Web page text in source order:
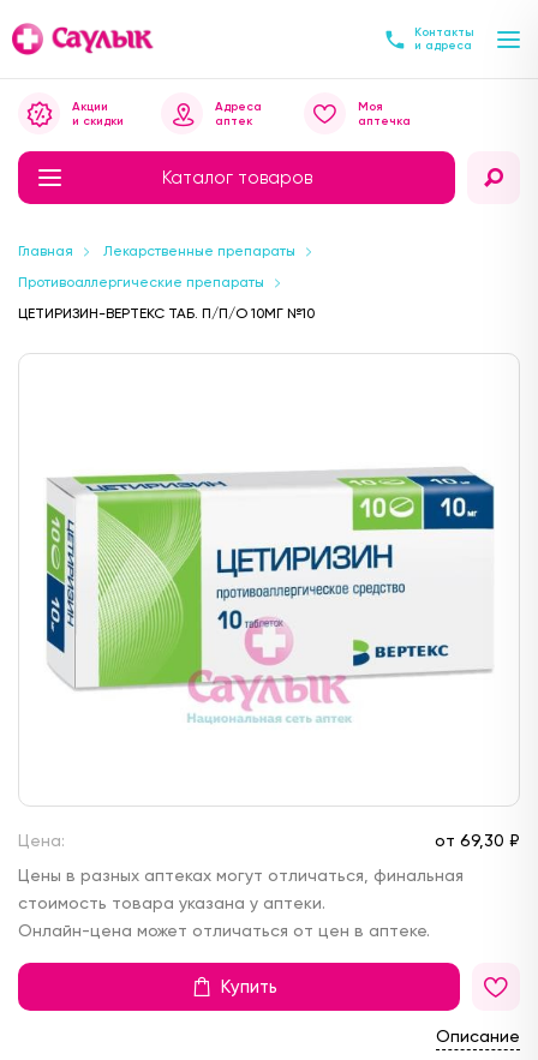
Контакты
и адреса
Каталог товаров
Акции
и скидки
Адреса
аптек
Моя
аптечка
Главная
Лекарственные препараты
Противоаллергические препараты
ЦЕТИРИЗИН-ВЕРТЕКС ТАБ. П/П/О 10МГ №10
Цена: от 69, 30 ₽
Цены в разных аптеках могут отличаться, финальная
стоимость товара указана у аптеки.
Онлайн-цена может отличаться от цен в аптеке.
Купить
Описание